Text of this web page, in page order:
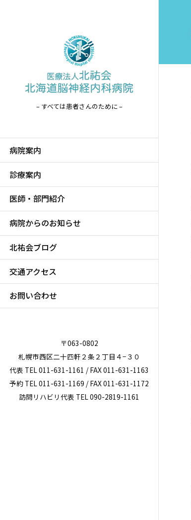
– すべては患者さんのために –
病院案内
診療案内
医師・部門紹介
病院からのお知らせ
北祐会ブログ
交通アクセス
お問い合わせ
〒063-0802
札幌市西区二十四軒２条２丁目４−３０
代表 TEL 011-631-1161 / FAX 011-631-1163
予約 TEL 011-631-1169 / FAX 011-631-1172
訪問リハビリ代表 TEL 090-2819-1161